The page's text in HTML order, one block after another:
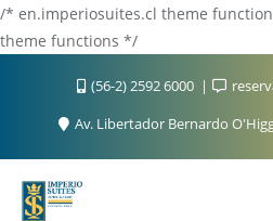
/* en.imperiosuites.cl theme
theme functions */
(56-2) 2592 6000
Av. Libertador Bernardo